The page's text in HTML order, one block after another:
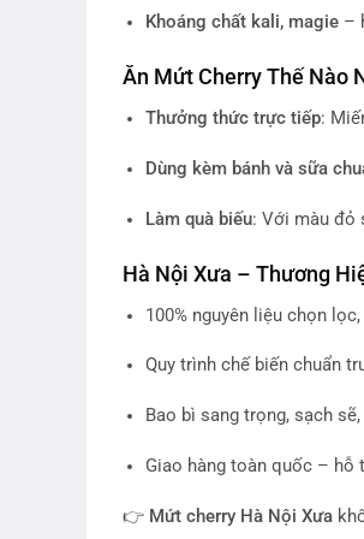
Khoáng chất kali, magie–
Ăn Mứt Cherry Thế Nào
Thưởng thức trực tiếp:
Dùng kèm bánh và sữa
Làm quà biếu: Với màu đỏ
Hà Nội Xưa – Thương
100% nguyên liệu chọn
Quy trình chế biến chuẩn
Bao bì sang trọng, sạch
Giao hàng toàn quốc – hỗ
👉 Mứt cherry Hà Nội Xưa